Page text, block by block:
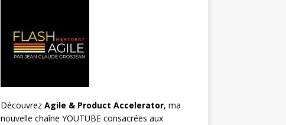
Découvrez Agile & Product Accelerator, ma
nouvelle chaîne YOUTUBE consacrées aux